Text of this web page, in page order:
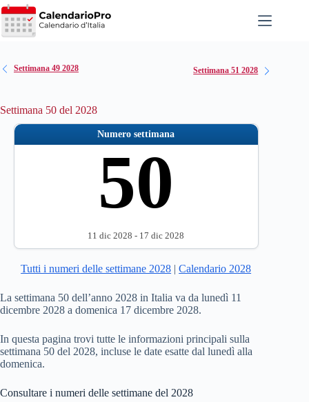
Salta
al
contenuto
Settimana 49 2028 Settimana 51 2028
Settimana 50 del 2028
Numero settimana
50
11 dic 2028 - 17 dic 2028
Tutti i numeri delle settimane 2028 |Calendario 2028
La settimana 50 dell’anno 2028 in Italia va da lunedì 11
dicembre 2028 a domenica 17 dicembre 2028.
In questa pagina trovi tutte le informazioni principali sulla
settimana 50 del 2028, incluse le date esatte dal lunedì alla
domenica.
Consultare i numeri delle settimane del 2028